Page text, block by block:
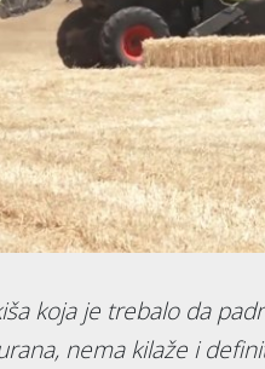
koja je trebalo da
nema kilaže i